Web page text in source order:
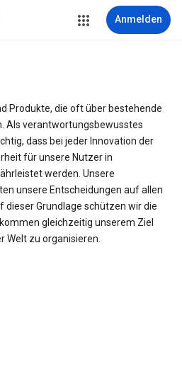
Anmelden
Produkte, die oft über bestehende
Als verantwortungsbewusstes
dass bei jeder Innovation der
für unsere Nutzer in
werden. Unsere
unsere Entscheidungen auf allen
Grundlage schützen wir die
gleichzeitig unserem Ziel
Welt zu organisieren.